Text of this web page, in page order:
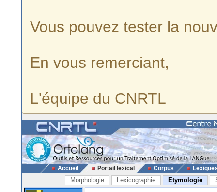
Vous pouvez tester la
En vous remerciant,
L'équipe du CNRTL
Accueil Portail lexical Corpus
Morphologie Lexicographie Etymologie